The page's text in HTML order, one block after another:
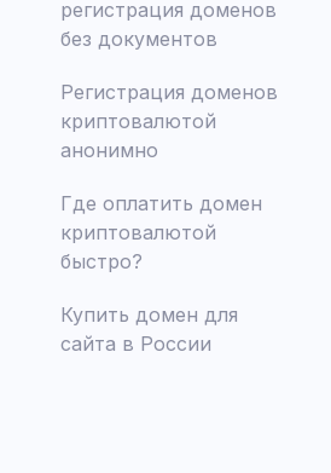
регистрация доменов
без документов
Регистрация доменов
криптовалютой
анонимно
Где оплатить домен
криптовалютой
быстро?
Купить домен для
сайта в России